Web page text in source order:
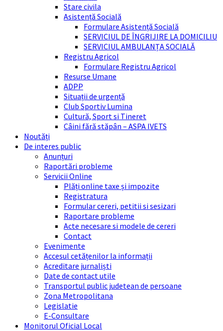
Stare civila
Asistență Socială
Formulare Asistență Socială
SERVICIUL DE ÎNGRIJIRE LA DOMICILIU
SERVICIUL AMBULANȚA SOCIALĂ
Registru Agricol
Formulare Registru Agricol
Resurse Umane
ADPP
Situații de urgență
Club Sportiv Lumina
Cultură, Sport si Tineret
Câini fără stăpân – ASPA IVETS
Noutăți
De interes public
Anunțuri
Raportări probleme
Servicii Online
Plăți online taxe și impozite
Registratura
Formular cereri, petitii si sesizari
Raportare probleme
Acte necesare si modele de cereri
Contact
Evenimente
Accesul cetățenilor la informații
Acreditare jurnaliști
Date de contact utile
Transportul public judetean de persoane
Zona Metropolitana
Legislatie
E-Consultare
Monitorul Oficial Local